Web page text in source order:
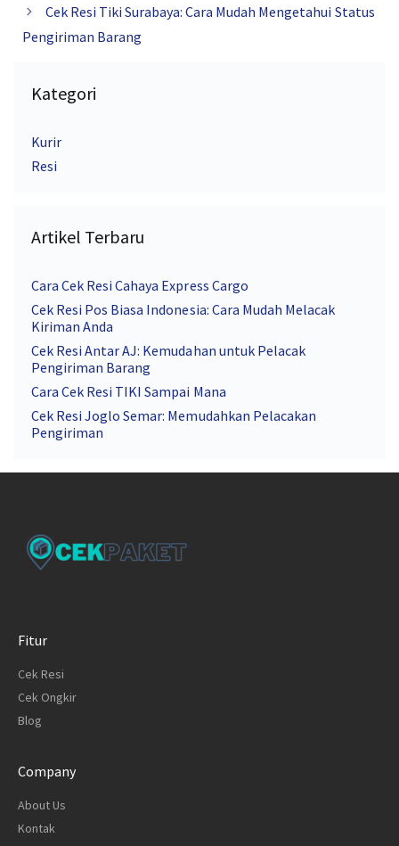
Cek Resi Tiki Surabaya: Cara Mudah Mengetahui Status
Pengiriman Barang
Kategori
Kurir
Resi
Artikel Terbaru
Cara Cek Resi Cahaya Express Cargo
Cek Resi Pos Biasa Indonesia: Cara Mudah Melacak
Kiriman Anda
Cek Resi Antar AJ: Kemudahan untuk Pelacak
Pengiriman Barang
Cara Cek Resi TIKI Sampai Mana
Cek Resi Joglo Semar: Memudahkan Pelacakan
Pengiriman
Fitur
Cek Resi
Cek Ongkir
Blog
Company
About Us
Kontak